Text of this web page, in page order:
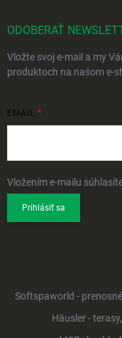
ODOBERAŤ
Vložte svoj e-mail a my
produktoch na našom e-
EMAIL
Vložením e-mailu
Prihlásiť sa
Softspaworld -
Häusler -